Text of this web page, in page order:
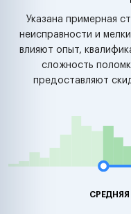
Указана примерная
неисправности и
влияют опыт,
сложность
предоставляют